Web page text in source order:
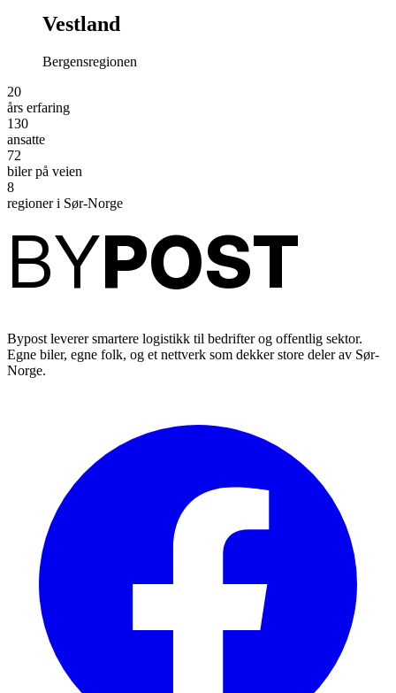
Vestland
Bergensregionen
20
års erfaring
130
ansatte
72
biler på veien
8
regioner i Sør-Norge
BYPOST
Bypost leverer smartere logistikk til bedrifter og offentlig sektor.
Egne biler, egne folk, og et nettverk som dekker store deler av Sør-
Norge.